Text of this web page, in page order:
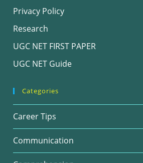
Privacy Policy
Research
UGC NET FIRST PAPER
UGC NET Guide
Categories
Career Tips
Communication